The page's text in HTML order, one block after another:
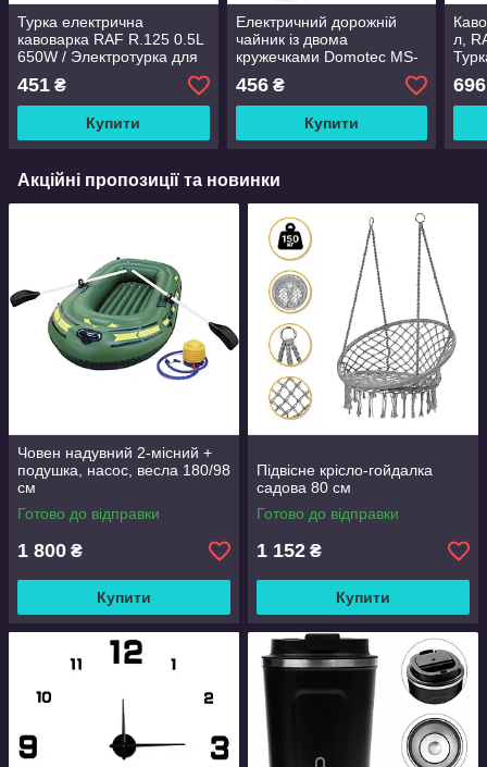
Турка електрична
кавоварка RAF R.125 0.5L
650W / Электротурка для
кави / Електроварка /
Електрична турка
451 ₴
Купити
Електричний дорожній
чайник із двома
кружечками Domotec MS-
7887 0.5 л 1500W
456₴
Купити
л,
696
Акційні пропозиції та новинки
Човен надувний 2-місний +
подушка, насос, весла 180/98
см
Готово до відправки
1 800 ₴
Купити
Підвісне крісло-гойдалка
садова 80 см
Готово до відправки
1 152 ₴
Купити